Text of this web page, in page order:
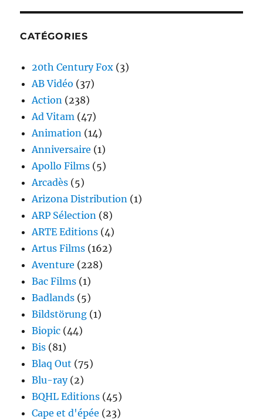
CATÉGORIES
20th Century Fox (3)
AB Vidéo (37)
Action (238)
Ad Vitam (47)
Animation (14)
Anniversaire (1)
Apollo Films (5)
Arcadès (5)
Arizona Distribution (1)
ARP Sélection (8)
ARTE Editions (4)
Artus Films (162)
Aventure (228)
Bac Films (1)
Badlands (5)
Bildstörung (1)
Biopic (44)
Bis (81)
Blaq Out (75)
Blu-ray(2)
BQHL Editions (45)
Cape et d'épée (23)